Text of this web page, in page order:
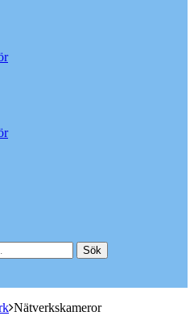
Sök
Nätverkskameror